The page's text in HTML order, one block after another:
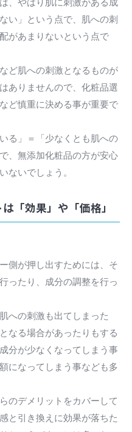
、やはり肌に刺激がある成
い」という点で、肌への刺
があまりないという点で
ど肌への刺激となるものが
ありませんので、化粧品選
ど慎重に決める事が重要で
る」＝「少なくとも肌への
、無添加化粧品の方が安心
ないでしょう。
「効果」や「価格」
側が押し出すためには、そ
ったり、成分の調整を行っ
への刺激も出てしまった
なる場合があったりもする
分が少なくなってしまう事
になってしまう事なども多
のデメリットをカバーして
と引き換えに効果が落ちた